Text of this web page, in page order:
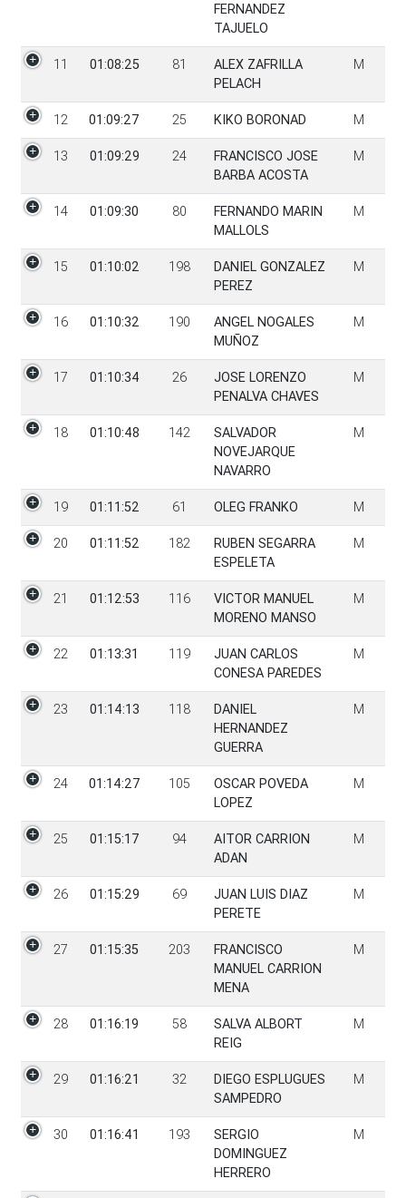
FERNANDEZ
TAJUELO
11 01:08:25 81
ALEX ZAFRILLA
PELACH
M
12 01:09:27 25 KIKO BORONAD M
13 01:09:29 24
FRANCISCO JOSE
BARBA ACOSTA
M
14 01:09:30 80
FERNANDO MARIN
MALLOLS
M
15 01:10:02 198
DANIEL GONZALEZ
PEREZ
M
16 01:10:32 190
ANGEL NOGALES
MUÑOZ
M
17 01:10:34 26
JOSE LORENZO
PENALVA CHAVES
M
18 01:10:48 142
SALVADOR
NOVEJARQUE
NAVARRO
M
19 01:11:52 61 OLEG FRANKO M
20 01:11:52 182
RUBEN SEGARRA
ESPELETA
M
21 01:12:53 116
VICTOR MANUEL
MORENO MANSO
M
22 01:13:31 119
JUAN CARLOS
CONESA PAREDES
M
23 01:14:13 118
DANIEL
HERNANDEZ
GUERRA
M
24 01:14:27 105
OSCAR POVEDA
LOPEZ
M
25 01:15:17 94
AITOR CARRION
ADAN
M
26 01:15:29 69
JUAN LUIS DIAZ
PERETE
M
27 01:15:35 203
FRANCISCO
MANUEL CARRION
MENA
M
28 01:16:19 58
SALVA ALBORT
REIG
M
29 01:16:21 32
DIEGO ESPLUGUES
SAMPEDRO
M
30 01:16:41 193
SERGIO
DOMINGUEZ
HERRERO
M